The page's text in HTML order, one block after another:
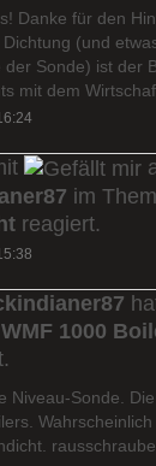
Danke für den
(und
der Sonde) ist der
mit dem
im
reagiert.
WMF 1000
Niveau-Sonde.